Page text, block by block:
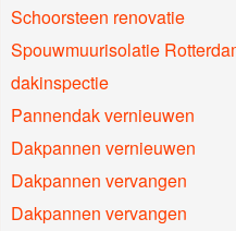
Schoorsteen renovatie
Spouwmuurisolatie
dakinspectie
Pannendak vernieuwen
Dakpannen vernieuwen
Dakpannen vervangen
Dakpannen vervangen